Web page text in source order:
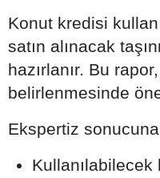
Konut kredisi
satın alınacak
hazırlanır. Bu
belirlenmesinde
Ekspertiz
Kullanılabilecek